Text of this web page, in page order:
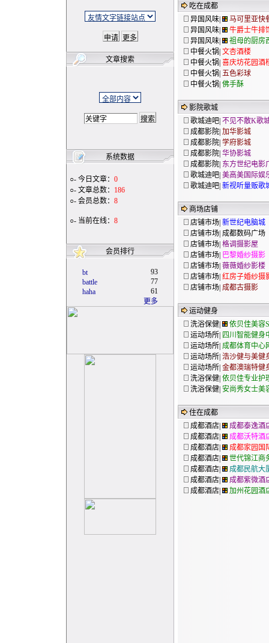
文章搜索
系统数据
○- 今日文章： 0
○- 文章总数： 186
○- 会员总数： 8
○- 当前在线： 8
会员排行
bt
93
battle
77
haha
61
更多
吃在成都
异国风味|
马可里亚快
异国风味|
牛爵士牛排
异国风味|
祖母的厨房
中餐火锅| 文杏酒楼
中餐火锅| 喜庆坊花园酒
中餐火锅| 五色彩球
中餐火锅| 佛手酥
影院歌城
歌城迪吧| 不见不散K歌
成都影院| 加华影城
成都影院| 学府影城
成都影院| 华协影城
成都影院| 东方世纪电影
歌城迪吧| 美高美国际娱
歌城迪吧| 新视听量贩歌
商场店铺
店铺市场| 新世纪电脑城
店铺市场| 成都数码广场
店铺市场| 格调摄影屋
店铺市场| 巴黎婚纱摄影
店铺市场| 薇薇婚纱影楼
店铺市场| 红房子婚纱摄
店铺市场| 成都古摄影
运动健身
洗浴保健|
依贝佳美容
运动场所| 四川智能健身
运动场所| 成都体育中心
运动场所| 浩沙健与美健
运动场所| 金都澳瑞特健
洗浴保健| 依贝佳专业护
洗浴保健| 安尚秀女士美
住在成都
成都酒店|
成都泰逸酒
成都酒店|
成都沃特酒
成都酒店|
成都家园国
成都酒店|
世代锦江商
成都酒店|
成都民航大
成都酒店|
成都紫微酒
成都酒店|
加州花园酒